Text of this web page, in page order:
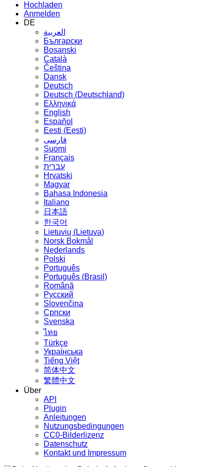
Hochladen
Anmelden
DE
العربية
Български
Bosanski
Сatalà
Čeština
Dansk
Deutsch
Deutsch (Deutschland)
Ελληνικά
English
Español
Eesti (Eesti)
فارسی
Suomi
Français
עברית
Hrvatski
Magyar
Bahasa Indonesia
Italiano
日本語
한국어
Lietuvių (Lietuva)
‪Norsk Bokmål‬
Nederlands
Polski
Português
Português (Brasil)
Română
Русский
Slovenčina
Српски
Svenska
ไทย
Türkçe
Українська
Tiếng Việt
简体中文
繁體中文
Über
API
Plugin
Anleitungen
Nutzungsbedingungen
CC0-Bilderlizenz
Datenschutz
Kontakt und Impressum